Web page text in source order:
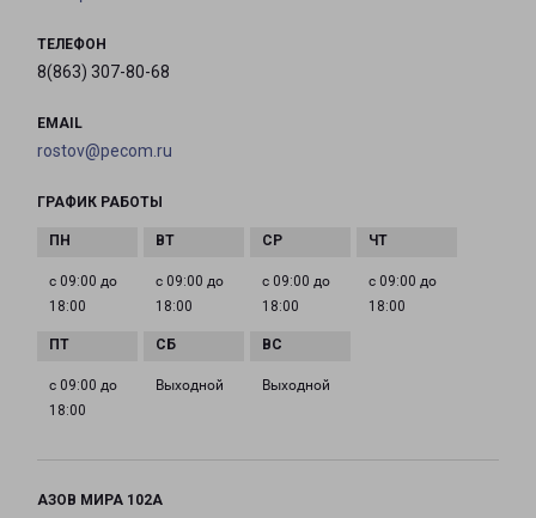
ТЕЛЕФОН
8(863) 307-80-68
EMAIL
rostov@pecom.ru
ГРАФИК РАБОТЫ
с 09:00 до
18:00
с 09:00 до
18:00
с 09:00 до
18:00
с 09:00 до
18:00
с 09:00 до
18:00
Выходной Выходной
АЗОВ МИРА 102А